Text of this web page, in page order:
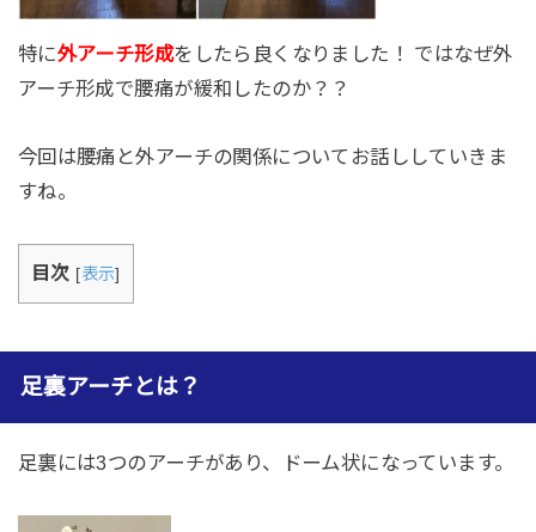
特に外アーチ形成をしたら良くなりました！ ではなぜ外
アーチ形成で腰痛が緩和したのか？？
今回は腰痛と外アーチの関係についてお話ししていきま
すね。
目次 [表示]
足裏アーチとは？
足裏には3つのアーチがあり、ドーム状になっています。